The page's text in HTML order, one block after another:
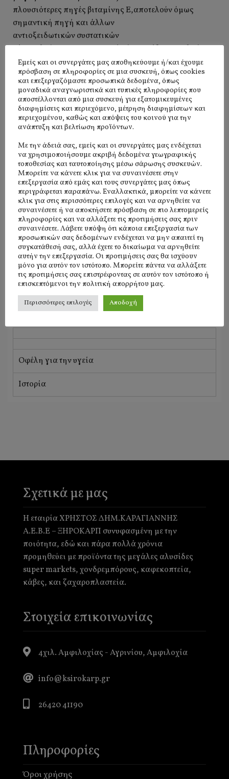
πλουσιότερες πηγές βιταμίνης Ε,αποτελούν όμως
σημαντική πηγή και άλλων
αντιοξειδωτικών συστατικών
Είναι πλούσια σε ιχνοστοιχεία όπως σίδηρο, χαλκό,
φώσφορο, ψευδάργυρο,
σε βιταμίνες, φυλλικό οξύ, βιταμίνη Β3, βιταμίνη Β1 και
βιταμίνη Β6,
σε καλά λιπαρά όπως είναι τα ακόρεστα λιπαρά οξέα,
ενώ περιέχουν και
πρωτεΐνη.
και ωμέγα-9 λιπαρά
οξέαδιαθέτουν ισχυρές αντιφλεγμονώδεις ιδιότητες
ΚΑΤΗΓΟΡΙΕΣ ΞΗΡΩΝ ΚΑΡΠΩΝ
Οφέλη για την υγεία
Ιστορία
Σχετικά με μας
Η εταιρία ΧΡΗΣΤΟΣ ΔΗΜ.ΚΑΡΑΓΙΑΝΝΗΣ
Α.Ε.Β.Ε – ΞΗΡΟΚΑΡΠ συνυφασμένη με την
ποιότητα, εδώ και πάρα πολλά χρόνια
προμηθεύει με προϊόντα της μεγάλες αλυσίδες
super markets, χονδρεμπόρους, καφεκοπτεία,
κάβες, και ζαχαροπλαστεία.
Στοιχεία επικοινωνίας
4χιλ. Αμφιλοχίας - Αγρινίου, Αμφιλοχία
info@ksirokarp.gr
26420 41190
Πληροφορίες
Όροι χρήσης
Εμείς και οι συνεργάτες μας αποθηκεύουμε ή/και έχουμε
πρόσβαση σε πληροφορίες σε μια συσκευή, όπως cookies
και επεξεργαζόμαστε προσωπικά δεδομένα, όπως
μοναδικά αναγνωριστικά και τυπικές πληροφορίες που
αποστέλλονται από μια συσκευή για εξατομικευμένες
διαφημίσεις και περιεχόμενο, μέτρηση διαφημίσεων και
περιεχομένου, καθώς και απόψεις του κοινού για την
ανάπτυξη και βελτίωση προϊόντων.
Με την άδειά σας, εμείς και οι συνεργάτες μας ενδέχεται
να χρησιμοποιήσουμε ακριβή δεδομένα γεωγραφικής
τοποθεσίας και ταυτοποίησης μέσω σάρωσης συσκευών.
Μπορείτε να κάνετε κλικ για να συναινέσετε στην
επεξεργασία από εμάς και τους συνεργάτες μας όπως
περιγράφεται παραπάνω. Εναλλακτικά, μπορείτε να κάνετε
κλικ για στις περισσότερες επιλογές και να αρνηθείτε να
συναινέσετε ή να αποκτήσετε πρόσβαση σε πιο λεπτομερείς
πληροφορίες και να αλλάξετε τις προτιμήσεις σας πριν
συναινέσετε. Λάβετε υπόψη ότι κάποια επεξεργασία των
προσωπικών σας δεδομένων ενδέχεται να μην απαιτεί τη
συγκατάθεσή σας, αλλά έχετε το δικαίωμα να αρνηθείτε
αυτήν την επεξεργασία. Οι προτιμήσεις σας θα ισχύουν
μόνο για αυτόν τον ιστότοπο. Μπορείτε πάντα να αλλάξετε
τις προτιμήσεις σας επιστρέφοντας σε αυτόν τον ιστότοπο ή
επισκεπτόμενοι την πολιτική απορρήτου μας.
Περισσότερες επιλογές Αποδοχή